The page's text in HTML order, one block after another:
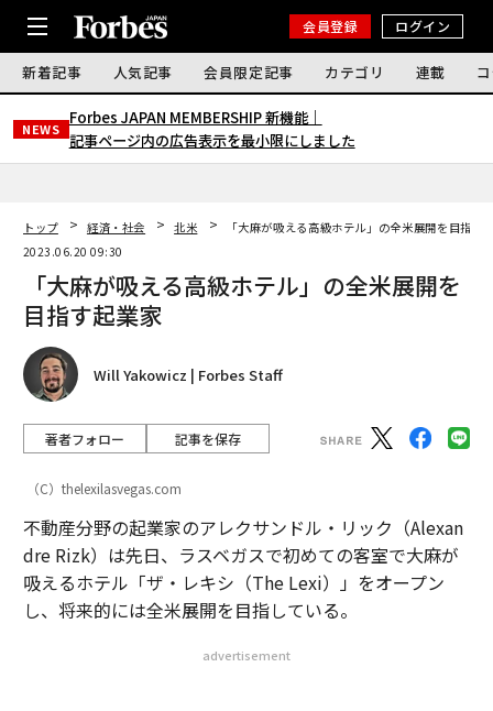
会員登録 ログイン
新着記事 人気記事 会員限定記事 カテゴリ 連載
NEWS
Forbes JAPAN MEMBERSHIP 新機能｜
記事ページ内の広告表示を最小限にしました
トップ 経済・社会 北米
「大麻が吸える高級ホテル」の全米展開を目指す
2023.06.20 09:30
「大麻が吸える高級ホテル」の全米展開を
目指す起業家
Will Yakowicz | Forbes Staff
著者フォロー 記事を保存
（C）thelexilasvegas.com
不動産分野の起業家のアレクサンドル・リック（Alexan
dre Rizk）は先日、ラスベガスで初めての客室で大麻が
吸えるホテル「ザ・レキシ（The Lexi）」をオープン
し、将来的には全米展開を目指している。
advertisement